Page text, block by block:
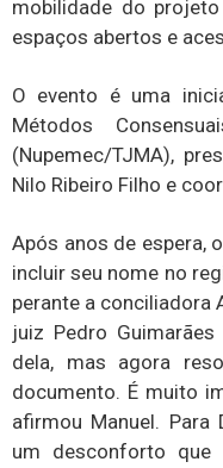
O evento é uma
Métodos
(Nupemec/TJMA),
Nilo Ribeiro Filho e
Após anos de espera,
incluir seu nome no
perante a conciliadora
juiz Pedro
dela, mas agora
documento. É muito
afirmou Manuel.
um desconforto que